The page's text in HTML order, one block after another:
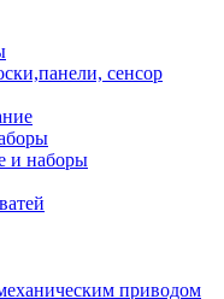
сенсор
и наборы
приводом